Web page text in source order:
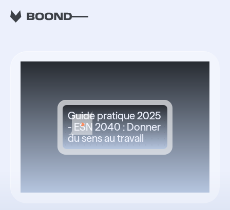
RETOUR
Guide pratique 2025
- ESN 2040 : Donner
du sens au travail